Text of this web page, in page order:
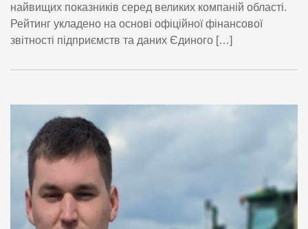
найвищих показників серед великих компаній області.
Рейтинг укладено на основі офіційної фінансової
звітності підприємств та даних Єдиного […]